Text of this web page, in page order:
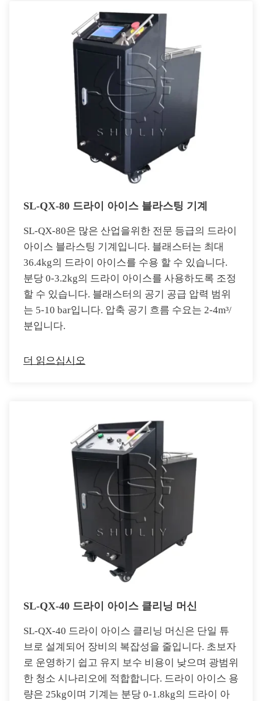
SL-QX-80 드라이 아이스 블라스팅 기계
SL-QX-80은 많은 산업을위한 전문 등급의 드라이
아이스 블라스팅 기계입니다. 블래스터는 최대
36.4kg의 드라이 아이스를 수용 할 수 있습니다.
분당 0-3.2kg의 드라이 아이스를 사용하도록 조정
할 수 있습니다. 블래스터의 공기 공급 압력 범위
는 5-10 bar입니다. 압축 공기 흐름 수요는 2-4m³/
분입니다.
더 읽으십시오
SL-QX-40 드라이 아이스 클리닝 머신
SL-QX-40 드라이 아이스 클리닝 머신은 단일 튜
브로 설계되어 장비의 복잡성을 줄입니다. 초보자
로 운영하기 쉽고 유지 보수 비용이 낮으며 광범위
한 청소 시나리오에 적합합니다. 드라이 아이스 용
량은 25kg이며 기계는 분당 0-1.8kg의 드라이 아